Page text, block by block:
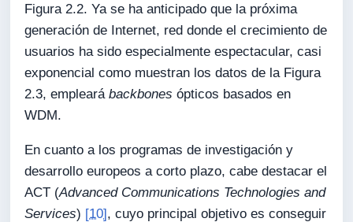
Figura 2.2. Ya se ha anticipado que la próxima
generación de Internet, red donde el crecimiento de
usuarios ha sido especialmente espectacular, casi
exponencial como muestran los datos de la Figura
2.3, emplearábackbones ópticos basados en
WDM.
En cuanto a los programas de investigación y
desarrollo europeos a corto plazo, cabe destacar el
ACT (Advanced Communications Technologies and
Services) [10], cuyo principal objetivo es conseguir